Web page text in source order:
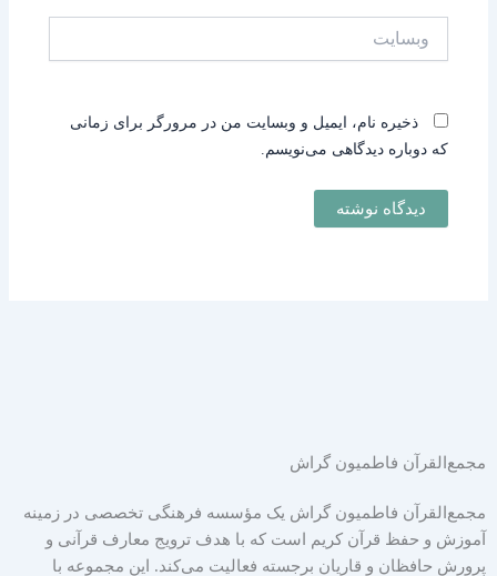
ذخیره نام، ایمیل و وبسایت من در مرورگر برای زمانی
که دوباره دیدگاهی می‌نویسم.
مجمع‌القرآن فاطمیون گراش
مجمع‌القرآن فاطمیون گراش یک مؤسسه فرهنگی تخصصی در زمینه
آموزش و حفظ قرآن کریم است که با هدف ترویج معارف قرآنی و
پرورش حافظان و قاریان برجسته فعالیت می‌کند. این مجموعه با